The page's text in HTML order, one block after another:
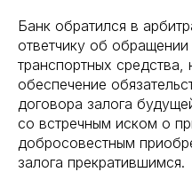
Банк обратился в
ответчику об обращении
транспортных
обеспечение
договора залога
со встречным иском о
добросовестным
залога прекратившимся.